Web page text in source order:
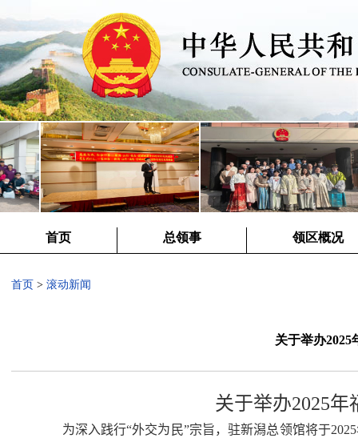
首页 总领事 领区概况
首页 > 滚动新闻
关于举办2025
关于举办2025年
为深入践行“外交为民”宗旨，驻新潟总领馆将于2025